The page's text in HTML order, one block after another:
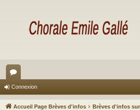
or
u
Connexion
Accueil Page Brèves d'infos Brèves d'infos